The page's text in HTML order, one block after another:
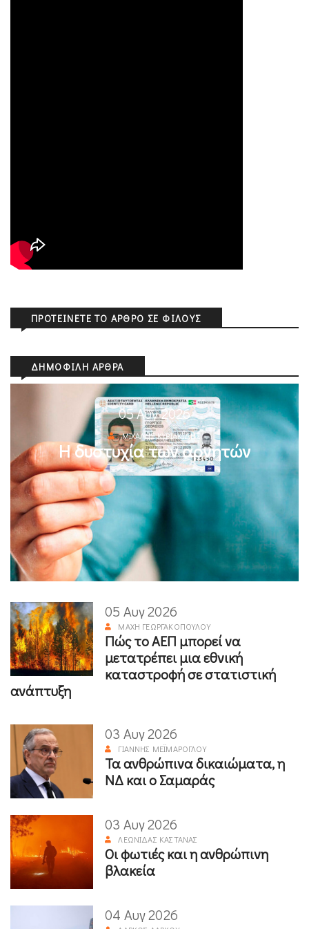
ΠΡΟΤΕΊΝΕΤΕ ΤΟ ΆΡΘΡΟ ΣΕ ΦΊΛΟΥΣ
ΔΗΜΟΦΙΛΉ ΆΡΘΡΑ
05 Αυγ 2026
ΜΙΧΆΛΗΣ ΚΥΡΙΑΚΊΔΗΣ
Η δυστυχία των αρνητών
05 Αυγ 2026
ΜΆΧΗ ΓΕΩΡΓΑΚΟΠΟΎΛΟΥ
Πώς το ΑΕΠ μπορεί να
μετατρέπει μια εθνική
καταστροφή σε στατιστική
ανάπτυξη
03 Αυγ 2026
ΓΙΆΝΝΗΣ ΜΕΪΜΆΡΟΓΛΟΥ
Τα ανθρώπινα δικαιώματα, η
ΝΔ και ο Σαμαράς
03 Αυγ 2026
ΛΕΩΝΊΔΑΣ ΚΑΣΤΑΝΆΣ
Οι φωτιές και η ανθρώπινη
βλακεία
04 Αυγ 2026